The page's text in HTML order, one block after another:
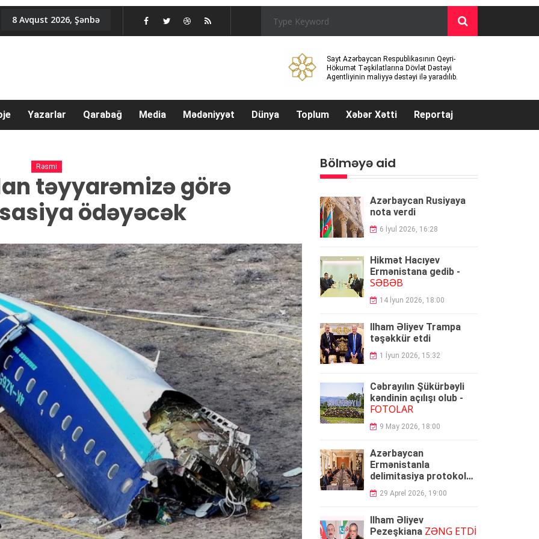
8 Avqust 2026, Şənbə
Sayt Azərbaycan Respublikasının Qeyri-
Hökumət Təşkilatlarına Dövlət Dəstəyi
Agentliyinin maliyyə dəstəyi ilə yaradılıb.
Yazarlar Qarabağ Media Mədəniyyət Dünya Toplum Xəbər Xətti Reportaj
Rəsmi
təyyarəmizə görə
ödəyəcək
Bölməyə aid
Azərbaycan Rusiyaya
nota verdi
6 İyul 2026, 16:28
Hikmət Hacıyev
Ermənistana gedib -
SƏBƏB
14 İyun 2026, 18:00
İlham Əliyev Trampa
təşəkkür etdi
1 İyun 2026, 15:32
Cəbrayılın Şükürbəyli
kəndinin açılışı olub -
FOTOLAR
9 May 2026, 18:00
Azərbaycan
Ermənistanla
delimitasiya protokolu
umzaladı
29 Aprel 2026, 19:00
İlham Əliyev
Pezeşkiana ZƏNG ETDİ